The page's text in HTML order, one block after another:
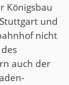
Königsbau
und
nicht
auch der